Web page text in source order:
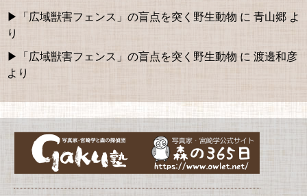
「広域獣害フェンス」の盲点を突く野生動物 に 青山郷 よ
り
「広域獣害フェンス」の盲点を突く野生動物 に 渡邊和彦
より